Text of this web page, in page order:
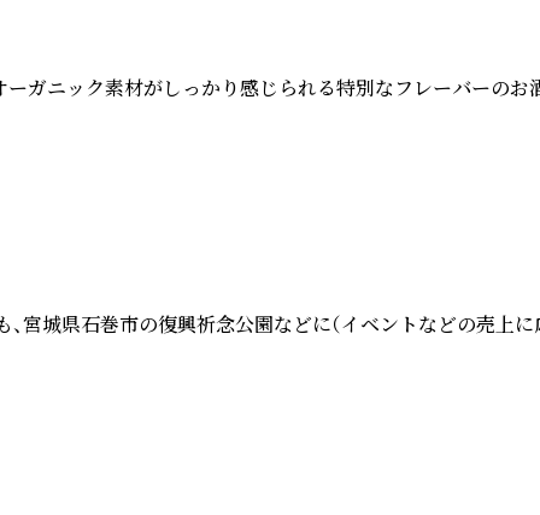
ニック素材がしっかり感じられる特別なフレーバー
城県石巻市の復興祈念公園などに（イベントなどの売